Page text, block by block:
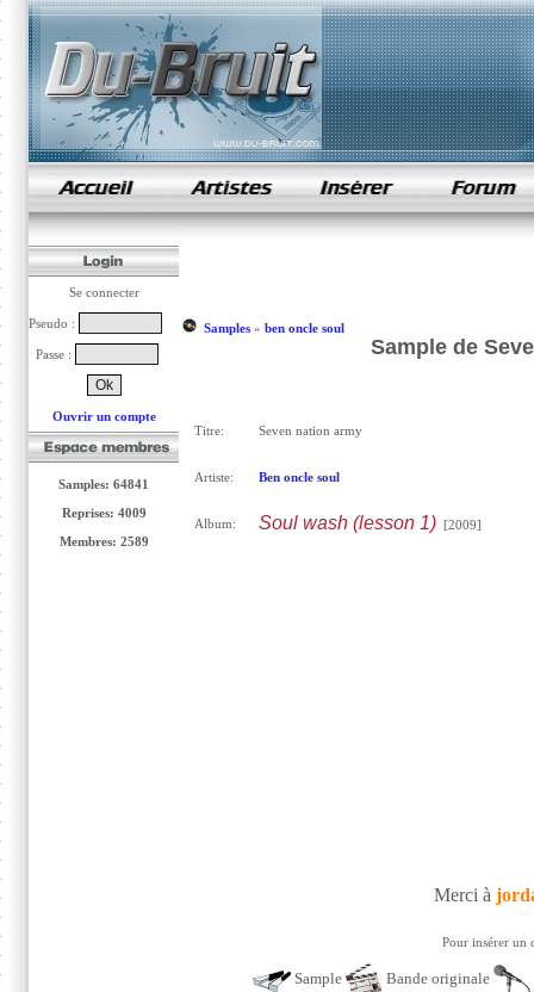
samples de rap
Se connecter
Pseudo :
Passe :
Ouvrir un compte
Samples: 64841
Reprises: 4009
Membres: 2589
Samples» ben oncle soul
Sample de
Titre: Seven nation army
Artiste: Ben oncle soul
Album: Soul wash (lesson 1)[2009]
Merci à
Pour insérer un
Sample Bande originale